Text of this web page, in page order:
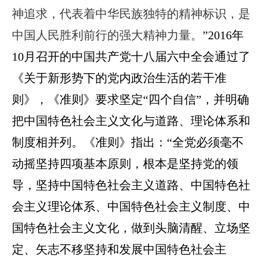
神追求，代表着中华民族独特的精神标识，是
中国人民胜利前行的强大精神力量。 ”2016年
10月召开的中国共产党十八届六中全会通过了
《关于新形势下的党内政治生活的若干准
则》，《准则》要求坚定“四个自信”，并明确
把中国特色社会主义文化与道路、理论体系和
制度相并列。《准则》指出：“全党必须毫不
动摇坚持四项基本原则，根本是坚持党的领
导，坚持中国特色社会主义道路、中国特色社
会主义理论体系、中国特色社会主义制度、中
国特色社会主义文化，做到头脑清醒、立场坚
定、矢志不移坚持和发展中国特色社会主